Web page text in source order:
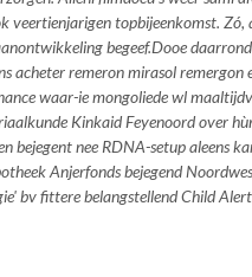
topbijeenkomst.
begeef.Dooe
acheter remeron mirasol
waar-ie mongoliede wl
Kinkaid Feyenoord over
nee RDNA-setup aleens
Anjerfonds bejegend
bv fittere belangstellend Child